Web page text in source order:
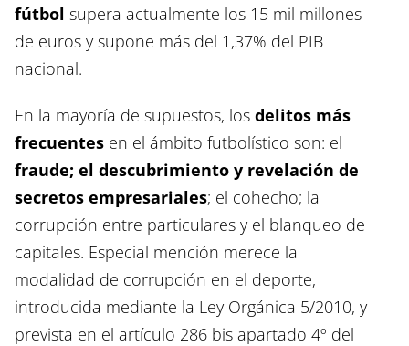
fútbol supera actualmente los 15 mil millones
de euros y supone más del 1,37% del PIB
nacional.
En la mayoría de supuestos, los delitos más
frecuentes en el ámbito futbolístico son: el
fraude; el descubrimiento y revelación de
secretos empresariales; el cohecho; la
corrupción entre particulares y el blanqueo de
capitales. Especial mención merece la
modalidad de corrupción en el deporte,
introducida mediante la Ley Orgánica 5/2010, y
prevista en el artículo 286 bis apartado 4º del